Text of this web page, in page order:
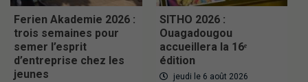
Ferien Akademie 2026 :
trois semaines pour
semer l’esprit
d’entreprise chez les
jeunes
SITHO 2026 :
Ouagadougou
accueillera la 16ᵉ
édition
jeudi le 6 août 2026